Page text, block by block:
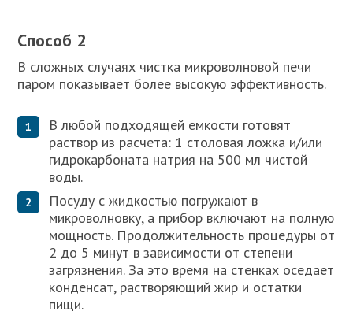
Способ 2
В сложных случаях чистка микроволновой печи
паром показывает более высокую эффективность.
В любой подходящей емкости готовят
раствор из расчета: 1 столовая ложка и/или
гидрокарбоната натрия на 500 мл чистой
воды.
Посуду с жидкостью погружают в
микроволновку, а прибор включают на полную
мощность. Продолжительность процедуры от
2 до 5 минут в зависимости от степени
загрязнения. За это время на стенках оседает
конденсат, растворяющий жир и остатки
пищи.